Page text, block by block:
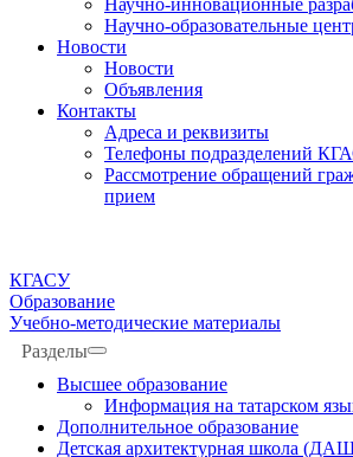
Научно-инновационные
Научно-образовательные
Новости
Новости
Объявления
Контакты
Адреса и реквизиты
Телефоны подразделений
Рассмотрение обращений
прием
КГАСУ
Образование
Учебно-методические материалы
Разделы
Высшее образование
Информация на татарском
Дополнительное образование
Детская архитектурная школа